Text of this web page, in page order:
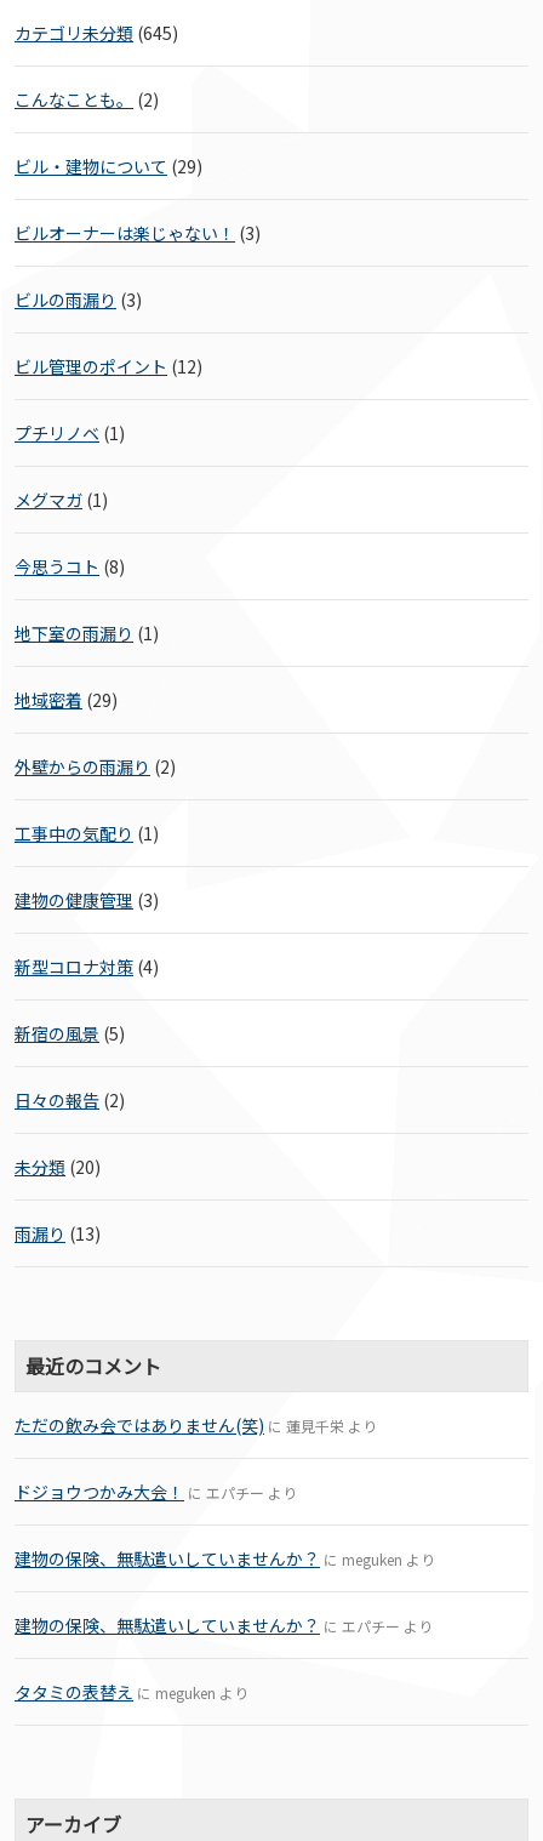
カテゴリ未分類 (645)
こんなことも。 (2)
ビル・建物について (29)
ビルオーナーは楽じゃない！ (3)
ビルの雨漏り (3)
ビル管理のポイント (12)
プチリノベ (1)
メグマガ (1)
今思うコト (8)
地下室の雨漏り (1)
地域密着 (29)
外壁からの雨漏り (2)
工事中の気配り (1)
建物の健康管理 (3)
新型コロナ対策 (4)
新宿の風景 (5)
日々の報告 (2)
未分類 (20)
雨漏り (13)
最近のコメント
ただの飲み会ではありません(笑) に 蓮見千栄 より
ドジョウつかみ大会！ に エパチー より
建物の保険、無駄遣いしていませんか？ に meguken より
建物の保険、無駄遣いしていませんか？ に エパチー より
タタミの表替え に meguken より
アーカイブ